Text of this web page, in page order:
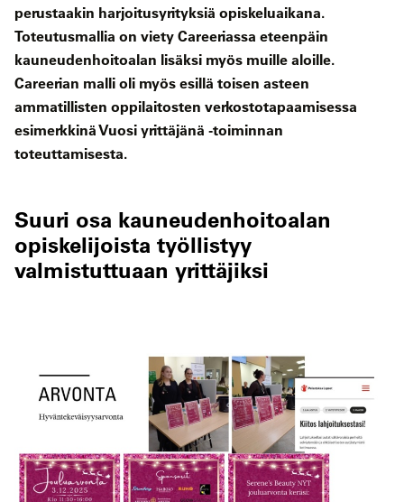
perustaakin harjoitusyrityksiä opiskeluaikana.
Toteutusmallia on viety Careeriassa eteenpäin
kauneudenhoitoalan lisäksi myös muille aloille.
Careerian malli oli myös esillä toisen asteen
ammatillisten oppilaitosten verkostotapaamisessa
esimerkkinä Vuosi yrittäjänä -toiminnan
toteuttamisesta.
Suuri osa kauneudenhoitoalan
opiskelijoista työllistyy
valmistuttuaan yrittäjiksi